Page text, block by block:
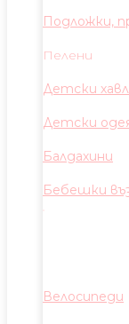
Подложки,
Пелени
Детски
Детски
Балдахини
Бебешки
Велосипеди